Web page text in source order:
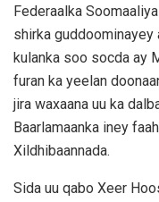
Federaalka
shirka guddoominayey
kulanka soo socda ay
furan ka yeelan
jira waxaana uu ka
Baarlamaanka iney
Xildhibaannada.
Sida uu qabo Xeer